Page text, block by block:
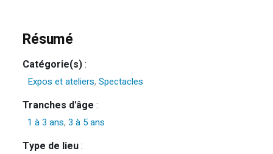
Résumé
Catégorie(s):
Expos et ateliers,Spectacles
Tranches d'âge :
1 à 3 ans,3 à 5 ans
Type de lieu: